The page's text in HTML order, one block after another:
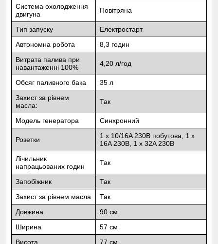
Система охолодження
двигуна
Повітряна
Тип запуску
Електростарт
Автономна робота
8,3 годин
Витрата палива при
навантаженні 100%
4,20 л/год
Обсяг паливного бака
35 л
Захист за рівнем
масла:
Так
Модель генератора Синхронний
Розетки
1 x 10/16A 230В побутова, 1 x
16A 230В, 1 x 32A 230В
Лічильник
напрацьованих годин
Так
Запобіжник
Так
Захист за рівнем масла
Так
Довжина
90 см
Ширина
57 см
Висота
77 см